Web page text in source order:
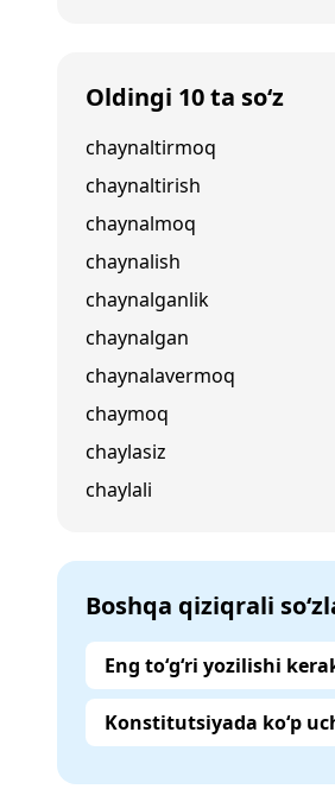
Oldingi 10 ta so‘z
chaynaltirmoq
chaynaltirish
chaynalmoq
chaynalish
chaynalganlik
chaynalgan
chaynalavermoq
chaymoq
chaylasiz
chaylali
Boshqa qiziqrali
Eng to‘g‘ri yozilishi
Konstitutsiyada ko‘p